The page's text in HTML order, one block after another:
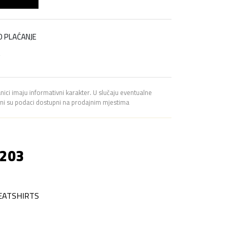
PLAĆANJE
imaju informativni karakter. U slučaju eventualne
su podaci dostupni na prodajnim mjestima